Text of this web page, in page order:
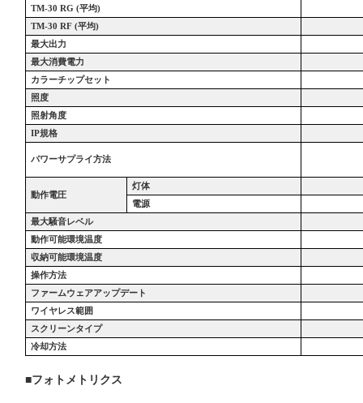
TM-30 RG (平均)
TM-30 RF (平均)
最大出力
最大消費電力
カラーチップセット
照度
照射角度
IP規格
パワーサプライ方法
動作電圧
灯体
電源
最大騒音レベル
動作可能環境温度
収納可能環境温度
操作方法
ファームウェアアップデート
ワイヤレス範囲
スクリーンタイプ
冷却方法
■フォトメトリクス